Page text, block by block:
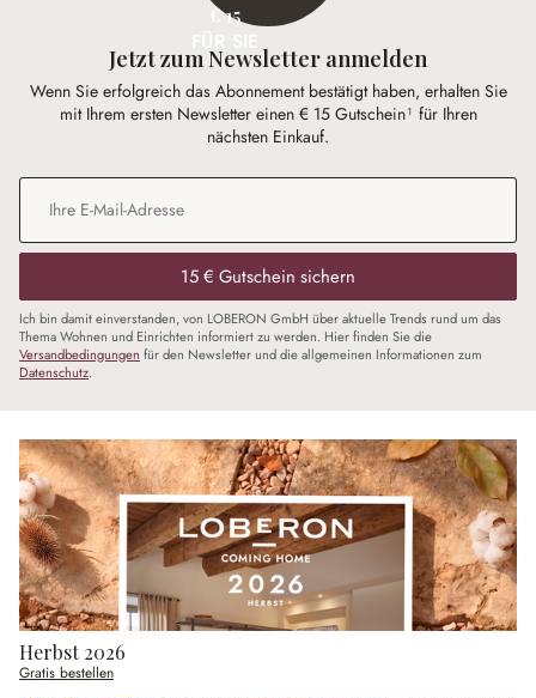
€ 15
Jetzt zum Newsletter anmelden
Wenn Sie erfolgreich das Abonnement bestätigt haben, erhalten Sie
mit Ihrem ersten Newsletter einen € 15 Gutschein¹ für Ihren
nächsten Einkauf.
E-Mail-Adresse*
15 € Gutschein sichern
Ich bin damit einverstanden, von LOBERON GmbH über aktuelle Trends rund um das
Thema Wohnen und Einrichten informiert zu werden. Hier finden Sie die
Versandbedingungen für den Newsletter und die allgemeinen Informationen zum
Datenschutz.
Herbst 2026
Gratis bestellen